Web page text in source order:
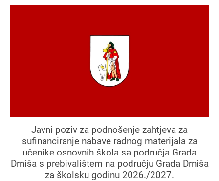
Javni poziv za podnošenje zahtjeva za
sufinanciranje nabave radnog materijala za
učenike osnovnih škola sa područja Grada
Drniša s prebivalištem na području Grada Drniša
za školsku godinu 2026./2027.